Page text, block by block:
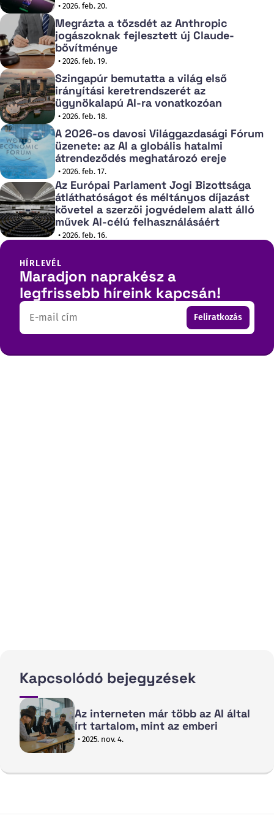
• 2026. feb. 20.
Megrázta a tőzsdét az Anthropic
jogászoknak fejlesztett új Claude-
bővítménye
• 2026. feb. 19.
Szingapúr bemutatta a világ első
irányítási keretrendszerét az
ügynökalapú AI-ra vonatkozóan
• 2026. feb. 18.
A 2026-os davosi Világgazdasági Fórum
üzenete: az AI a globális hatalmi
átrendeződés meghatározó ereje
• 2026. feb. 17.
Az Európai Parlament Jogi Bizottsága
átláthatóságot és méltányos díjazást
követel a szerzői jogvédelem alatt álló
művek AI-célú felhasználásáért
• 2026. feb. 16.
HÍRLEVÉL
Maradjon naprakész a
legfrissebb híreink kapcsán!
Email Feliratkozás
Kapcsolódó bejegyzések
Az interneten már több az AI által
írt tartalom, mint az emberi
• 2025. nov. 4.